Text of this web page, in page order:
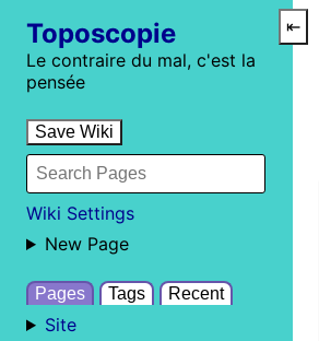
Toposcopie
Le contraire du mal, c'est la
pensée
Save Wiki
Wiki Settings
New Page
Pages Tags Recent
Site
⇤